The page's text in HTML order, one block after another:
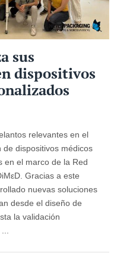
sus
dispositivos
relevantes en el
dispositivos médicos
en el marco de la Red
Gracias a este
nuevas soluciones
desde el diseño de
la validación